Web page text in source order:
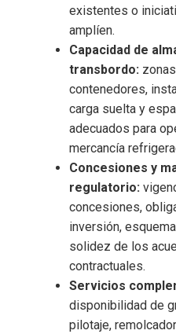
existentes o
amplíen.
Capacidad de
transbordo:
contenedores,
carga suelta y
adecuados para
mercancía
Concesiones y
regulatorio:
concesiones,
inversión,
solidez de los
contractuales.
Servicios
disponibilidad de
pilotaje,